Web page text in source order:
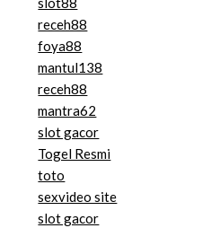
receh88
foya88
mantul138
receh88
mantra62
slot gacor
Togel Resmi
toto
sexvideo site
slot gacor